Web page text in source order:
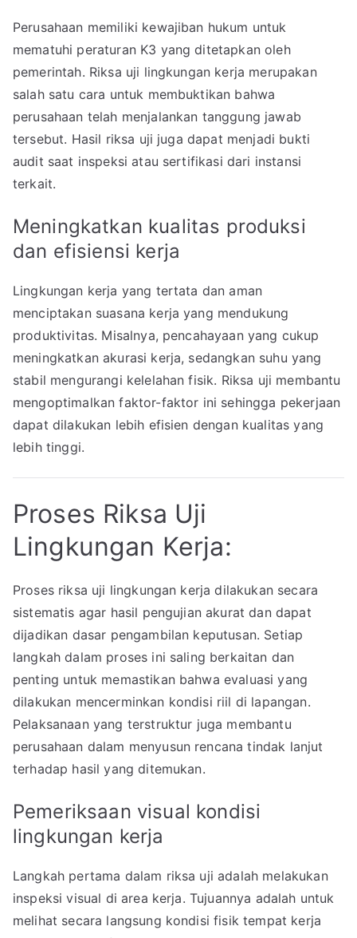
Perusahaan memiliki kewajiban hukum untuk
mematuhi peraturan K3 yang ditetapkan oleh
pemerintah. Riksa uji lingkungan kerja merupakan
salah satu cara untuk membuktikan bahwa
perusahaan telah menjalankan tanggung jawab
tersebut. Hasil riksa uji juga dapat menjadi bukti
audit saat inspeksi atau sertifikasi dari instansi
terkait.
Meningkatkan kualitas produksi
dan efisiensi kerja
Lingkungan kerja yang tertata dan aman
menciptakan suasana kerja yang mendukung
produktivitas. Misalnya, pencahayaan yang cukup
meningkatkan akurasi kerja, sedangkan suhu yang
stabil mengurangi kelelahan fisik. Riksa uji membantu
mengoptimalkan faktor-faktor ini sehingga pekerjaan
dapat dilakukan lebih efisien dengan kualitas yang
lebih tinggi.
Proses Riksa Uji
Lingkungan Kerja:
Proses riksa uji lingkungan kerja dilakukan secara
sistematis agar hasil pengujian akurat dan dapat
dijadikan dasar pengambilan keputusan. Setiap
langkah dalam proses ini saling berkaitan dan
penting untuk memastikan bahwa evaluasi yang
dilakukan mencerminkan kondisi riil di lapangan.
Pelaksanaan yang terstruktur juga membantu
perusahaan dalam menyusun rencana tindak lanjut
terhadap hasil yang ditemukan.
Pemeriksaan visual kondisi
lingkungan kerja
Langkah pertama dalam riksa uji adalah melakukan
inspeksi visual di area kerja. Tujuannya adalah untuk
melihat secara langsung kondisi fisik tempat kerja